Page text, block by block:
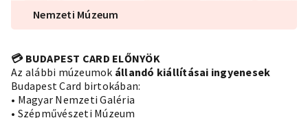
Nemzeti Múzeum
💳 BUDAPEST CARD ELŐNYÖK
Az alábbi múzeumok állandó kiállításai ingyenesek
Budapest Card birtokában:
• Magyar Nemzeti Galéria
• Szépművészeti Múzeum